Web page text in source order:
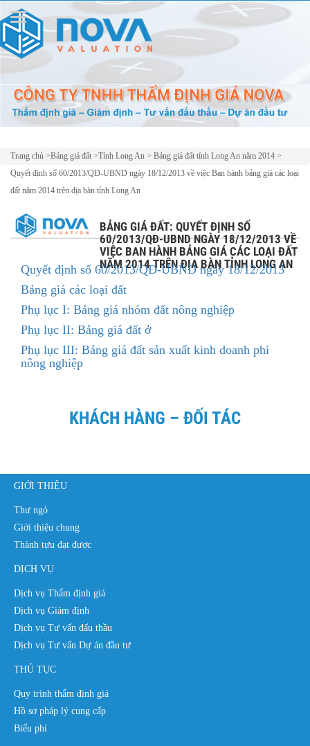
Trang chủ >Bảng giá đất >Tỉnh Long An > Bảng giá đất tỉnh Long An năm 2014 >
Quyết định số 60/2013/QĐ-UBND ngày 18/12/2013 về việc Ban hành bảng giá các loại
đất năm 2014 trên địa bàn tỉnh Long An
BẢNG GIÁ ĐẤT: QUYẾT ĐỊNH SỐ
60/2013/QĐ-UBND NGÀY 18/12/2013 VỀ
VIỆC BAN HÀNH BẢNG GIÁ CÁC LOẠI ĐẤT
NĂM 2014 TRÊN ĐỊA BÀN TỈNH LONG AN
Quyết định số 60/2013/QĐ-UBND ngày 18/12/2013
Bảng giá các loại đất
Phụ lục I: Bảng giá nhóm đất nông nghiệp
Phụ lục II: Bảng giá đất ở
Phụ lục III: Bảng giá đất sản xuất kinh doanh phi
nông nghiệp
KHÁCH HÀNG – ĐỐI TÁC
GIỚI THIỆU
Thư ngỏ
Giới thiệu chung
Thành tựu đạt được
DỊCH VỤ
Dịch vụ Thẩm định giá
Dịch vụ Giám định
Dịch vụ Tư vấn đấu thầu
Dịch vụ Tư vấn Dự án đầu tư
THỦ TỤC
Quy trình thẩm định giá
Hồ sơ pháp lý cung cấp
Biểu phí